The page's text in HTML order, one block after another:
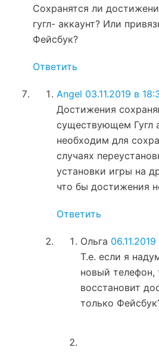
Сохранятся ли
гугл- аккаунт? Или
Фейсбук?
Ответить
Angel 03.11.2019 в
Достижения
существующем Гугл
необходим для
случаях
установки игры на
что бы достижения
Ответить
Ольга
Т.е. если я
новый телефон,
восстановит
только